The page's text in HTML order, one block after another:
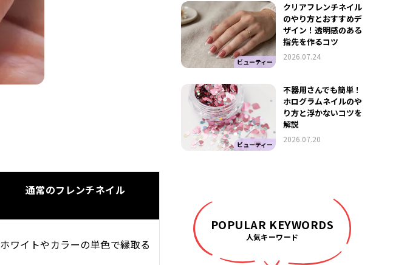
通常のフレンチネイル
ホワイトやカラーの単色で縁取る
ビューティー
クリアフレンチネイル
のやり方とおすすめデ
ザイン！透明感のある
指先を作るコツ
2026.07.24
ビューティー
不器用さんでも簡単！
ホログラムネイルのや
り方と浮かないコツを
解説
2026.07.20
POPULAR KEYWORDS
人気キーワード